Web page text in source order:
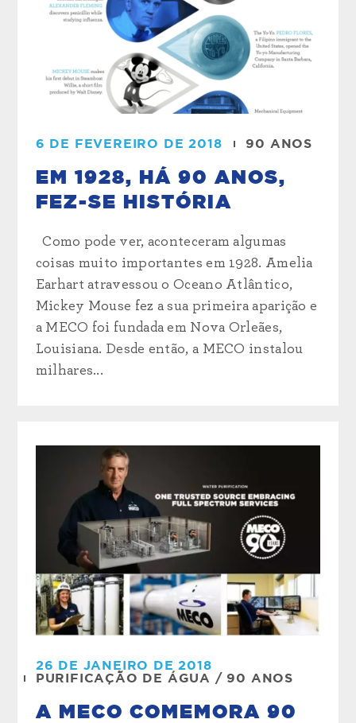
6 DE FEVEREIRO DE 2018 90 ANOS
EM 1928, HÁ 90 ANOS,
FEZ-SE HISTÓRIA
Como pode ver, aconteceram algumas
coisas muito importantes em 1928. Amelia
Earhart atravessou o Oceano Atlântico,
Mickey Mouse fez a sua primeira aparição e
a MECO foi fundada em Nova Orleães,
Louisiana. Desde então, a MECO instalou
milhares...
26 DE JANEIRO DE 2018
PURIFICAÇÃO DE ÁGUA / 90 ANOS
A MECO COMEMORA 90